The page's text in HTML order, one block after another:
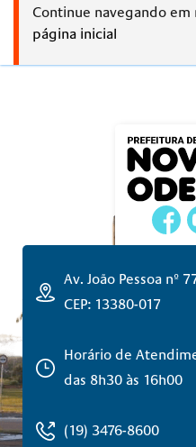
Continue navegando em
página inicial
Av. João Pessoa nº
CEP: 13380-017
Horário de
das 8h30 às 16h00
(19) 3476-8600